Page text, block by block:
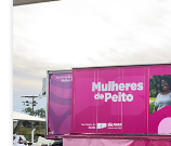
oferecida em
passou por
com o SESI, a
o Ensino
Médio,
para que